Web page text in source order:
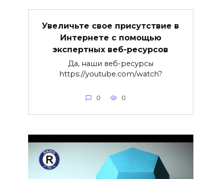
Увеличьте свое присутствие в
Интернете с помощью
экспертных веб-ресурсов
Да, наши веб-ресурсы
https://youtube.com/watch?
0 0